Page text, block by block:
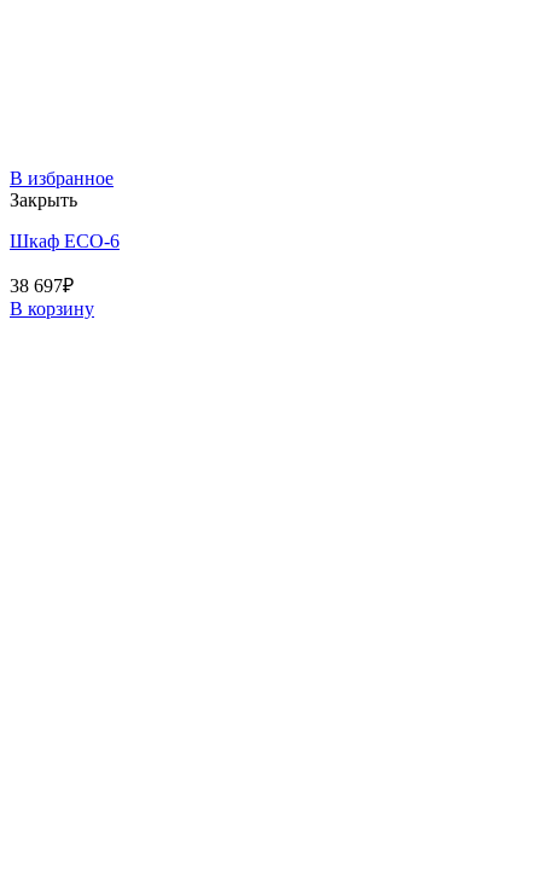
В избранное
Закрыть
Шкаф ECO-6
38 697₽
В корзину